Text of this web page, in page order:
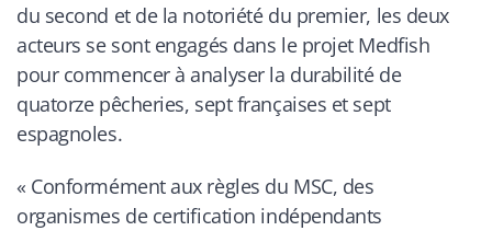
du second et de la notoriété du premier, les deux
acteurs se sont engagés dans le projet Medfish
pour commencer à analyser la durabilité de
quatorze pêcheries, sept françaises et sept
espagnoles.
« Conformément aux règles du MSC, des
organismes de certification indépendants